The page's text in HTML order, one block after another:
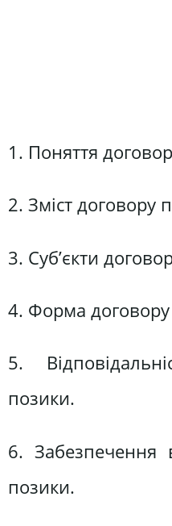
1. Поняття
2. Зміст договору
3. Суб’єкти
4. Форма
5.
позики.
6. Забезпечення
позики.